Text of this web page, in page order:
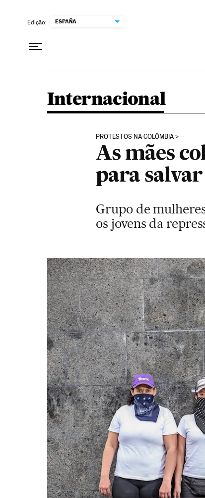
Edição: ESPAÑA
Internacional
PROTESTOS NA COLÔMBIA
As mães
para
Grupo de
os jovens da